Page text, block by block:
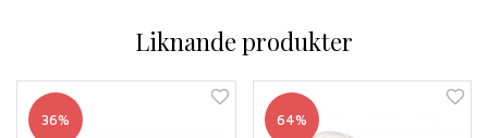
Liknande produkter
36% 64%